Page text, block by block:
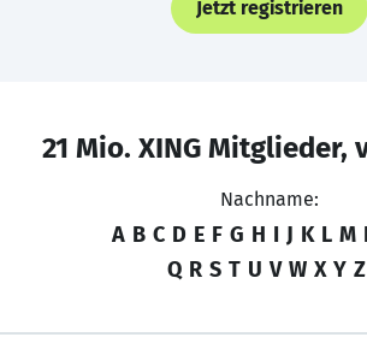
Jetzt registrieren
21 Mio. XING Mitglieder,
Nachname:
A B C D E F G H I J K L M
Q R S T U V W X Y Z